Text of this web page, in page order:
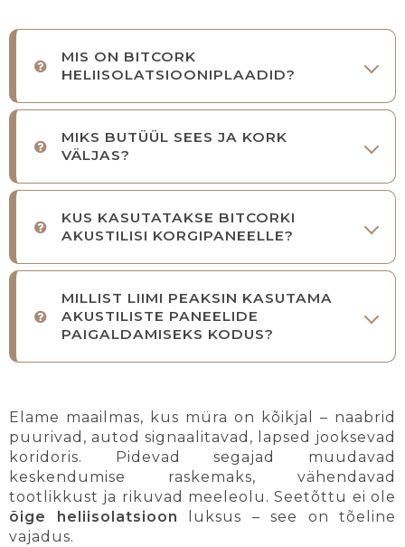
MIS ON BITCORK
HELIISOLATSIOONIPLAADID?
MIKS BUTÜÜL SEES JA KORK
VÄLJAS?
KUS KASUTATAKSE BITCORKI
AKUSTILISI KORGIPANEELLE?
MILLIST LIIMI PEAKSIN KASUTAMA
AKUSTILISTE PANEELIDE
PAIGALDAMISEKS KODUS?
Elame maailmas, kus müra on kõikjal – naabrid
puurivad, autod signaalitavad, lapsed jooksevad
koridoris. Pidevad segajad muudavad
keskendumise raskemaks, vähendavad
tootlikkust ja rikuvad meeleolu. Seetõttu ei ole
õige heliisolatsioon luksus – see on tõeline
vajadus.